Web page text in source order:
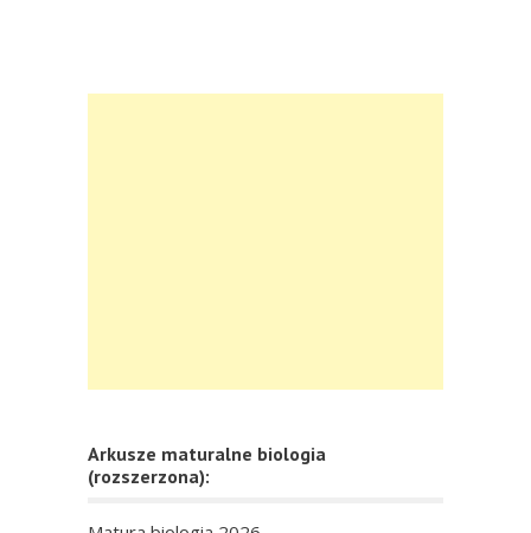
Arkusze maturalne biologia
(rozszerzona):